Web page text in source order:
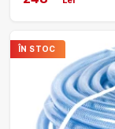
ÎN STOC